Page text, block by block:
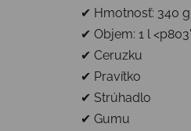
✔ Hmotnosť: 340 g
✔ Objem: 1 l
✔ Ceruzku
✔ Pravítko
✔ Strúhadlo
✔ Gumu